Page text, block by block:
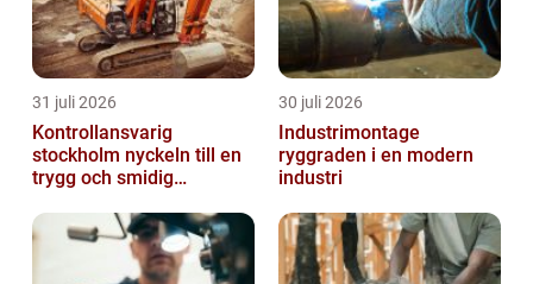
31 juli 2026
Kontrollansvarig
stockholm nyckeln till en
trygg och smidig
30 juli 2026
Industrimontage
ryggraden i en modern
industri